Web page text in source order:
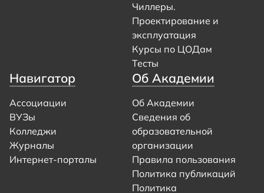
Чиллеры.
Проектирование и
эксплуатация
Курсы по ЦОДам
Тесты
Навигатор
Ассоциации
ВУЗы
Колледжи
Журналы
Интернет-порталы
Об Академии
Об Академии
Сведения об
образовательной
организации
Правила пользования
Политика публикаций
Политика